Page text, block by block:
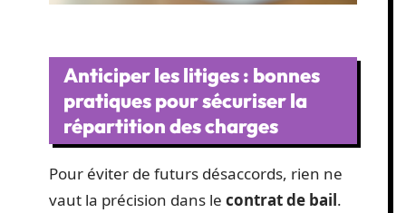
Anticiper les litiges : bonnes
pratiques pour sécuriser la
répartition des charges
Pour éviter de futurs désaccords, rien ne
vaut la précision dans le contrat de bail.